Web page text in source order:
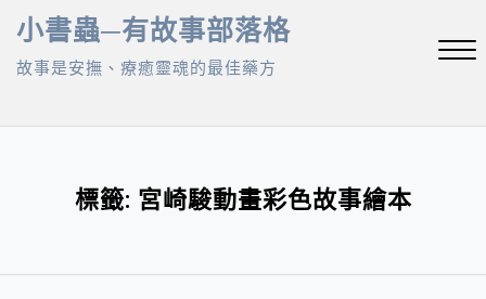
Skip
content
小書蟲─有故事部落格
故事是安撫、療癒靈魂的最佳藥方
標籤: 宮崎駿動畫彩色故事繪本